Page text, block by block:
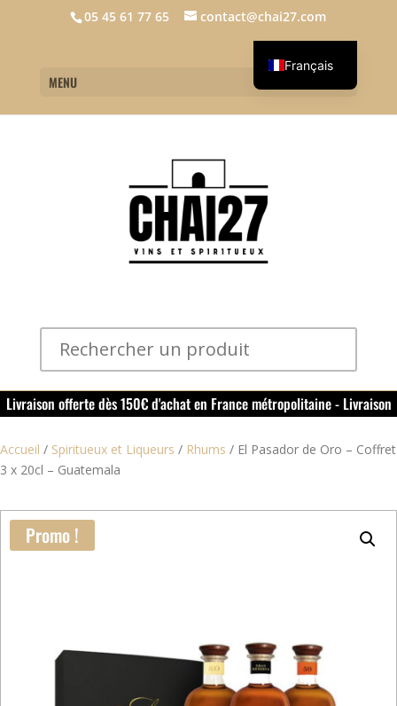
05 45 61 77 65 contact@chai27.com
MENU
Livraison offerte dès 150€ d'achat en France métropolitaine - Livraison
offerte dans le rouillacais (16) dès 50€ d'achat
Accueil / Spiritueux et Liqueurs / Rhums / El Pasador de Oro – Coffret
3 x 20cl – Guatemala
Promo !
Français
English